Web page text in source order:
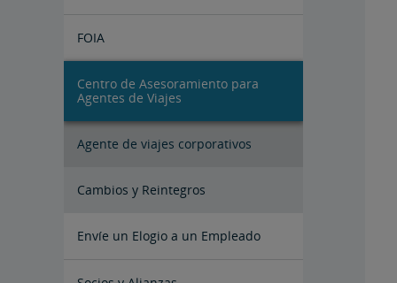
FOIA
Instrucciones para Enviar una
Solicitud FOIA
Centro de Asesoramiento para
Agentes de Viajes
Agente de viajes corporativos
Cambios y Reintegros
Envíe un Elogio a un Empleado